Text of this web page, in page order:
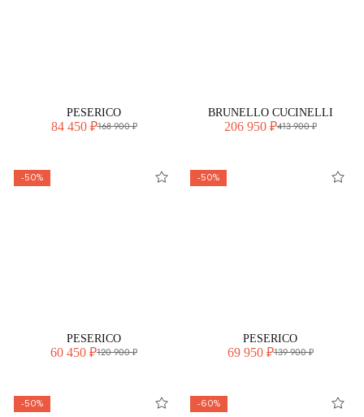
PESERICO
84 450 ₽168 900 ₽
BRUNELLO CUCINELLI
206 950 ₽413 900 ₽
-50%
PESERICO
60 450 ₽120 900 ₽
-50%
PESERICO
69 950 ₽139 900 ₽
-50% -60%